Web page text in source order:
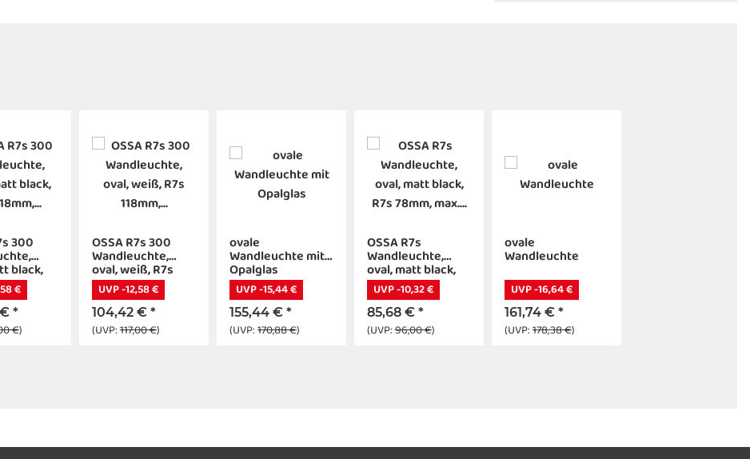
300
black,
max.
€
*
€)
OSSA R7s 300
Wandleuchte,
oval, weiß, R7s
118mm, max. 120W,
up/down
UVP -12,58 €
104,42 € *
(UVP:117,00 €)
ovale
Wandleuchte mit
Opalglas
UVP -15,44 €
155,44 € *
(UVP:170,88 €)
OSSA R7s
Wandleuchte,
oval, matt black,
R7s 78mm, max.
100W, up/down
UVP -10,32 €
85,68 € *
(UVP:96,00 €)
ovale
Wandleuchte
UVP -16,64 €
161,74 € *
(UVP:178,38 €)